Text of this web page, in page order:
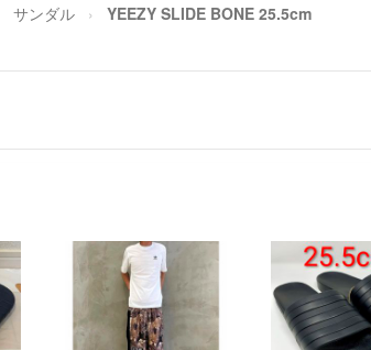
サンダル YEEZY SLIDE BONE 25.5cm